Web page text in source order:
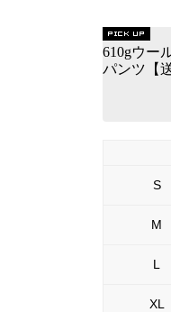
610gウー
パンツ【
S
M
L
XL